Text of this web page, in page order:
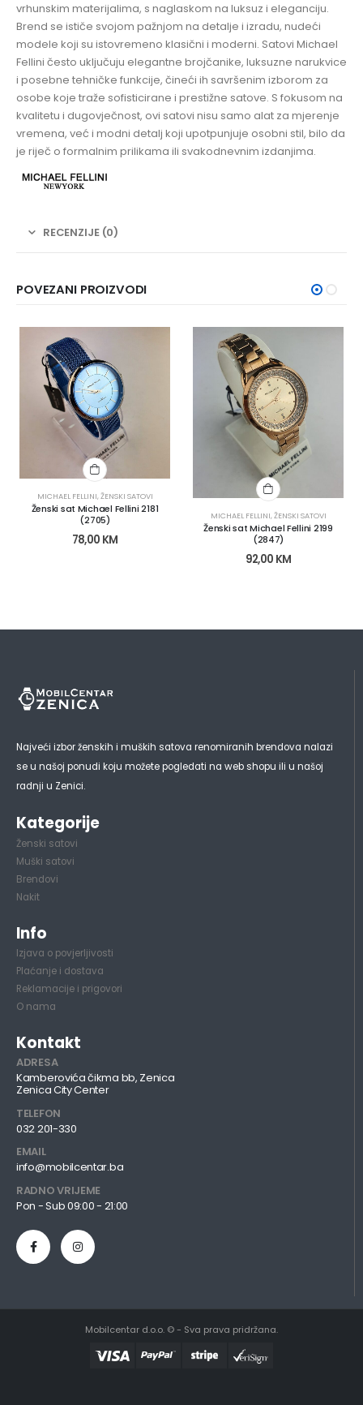
vrhunskim materijalima, s naglaskom na luksuz i eleganciju.
Brend se ističe svojom pažnjom na detalje i izradu, nudeći
modele koji su istovremeno klasični i moderni. Satovi Michael
Fellini često uključuju elegantne brojčanike, luksuzne narukvice
i posebne tehničke funkcije, čineći ih savršenim izborom za
osobe koje traže sofisticirane i prestižne satove. S fokusom na
kvalitetu i dugovječnost, ovi satovi nisu samo alat za mjerenje
vremena, već i modni detalj koji upotpunjuje osobni stil, bilo da
je riječ o formalnim prilikama ili svakodnevnim izdanjima.
RECENZIJE (0)
POVEZANI PROIZVODI
MICHAEL FELLINI,ŽENSKI SATOVI
Ženski sat Michael Fellini 2181
(2705)
78,00 KM
MICHAEL FELLINI,ŽENSKI SATOVI
Ženski sat Michael Fellini 2199
(2847)
92,00 KM
Najveći izbor ženskih i muških satova renomiranih brendova nalazi
se u našoj ponudi koju možete pogledati na web shopu ili u našoj
radnji u Zenici.
Kategorije
Ženski satovi
Muški satovi
Brendovi
Nakit
Info
Izjava o povjerljivosti
Plaćanje i dostava
Reklamacije i prigovori
O nama
Kontakt
ADRESA
Kamberovića čikma bb, Zenica
Zenica City Center
TELEFON
032 201-330
EMAIL
info@mobilcentar.ba
RADNO VRIJEME
Pon - Sub 09:00 - 21:00
Mobilcentar d.o.o. © - Sva prava pridržana.